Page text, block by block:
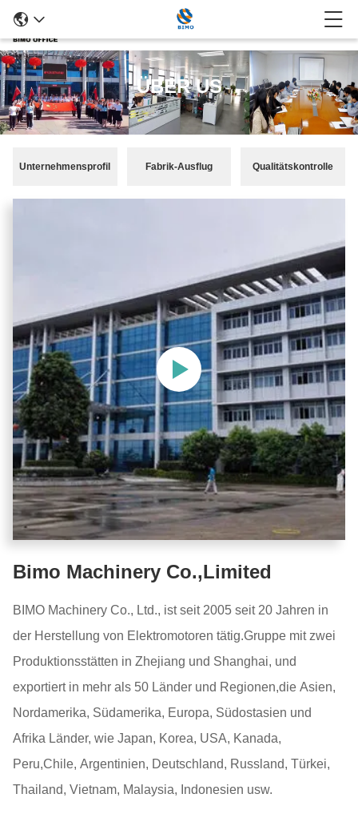
ÜBER US
Unternehmensprofil Fabrik-Ausflug Qualitätskontrolle
Bimo Machinery Co.,Limited
BIMO Machinery Co., Ltd., ist seit 2005 seit 20 Jahren in
der Herstellung von Elektromotoren tätig.Gruppe mit zwei
Produktionsstätten in Zhejiang und Shanghai, und
exportiert in mehr als 50 Länder und Regionen,die Asien,
Nordamerika, Südamerika, Europa, Südostasien und
Afrika Länder, wie Japan, Korea, USA, Kanada,
Peru,Chile, Argentinien, Deutschland, Russland, Türkei,
Thailand, Vietnam, Malaysia, Indonesien usw.